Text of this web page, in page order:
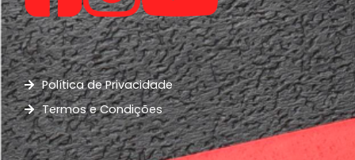
Política de Privacidade
Termos e Condições